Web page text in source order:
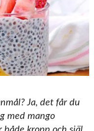
Ja, det får du
med mango